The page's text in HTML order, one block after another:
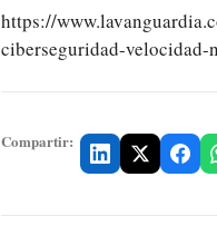
https://
ciberseguridad-velocidad-
Compartir: